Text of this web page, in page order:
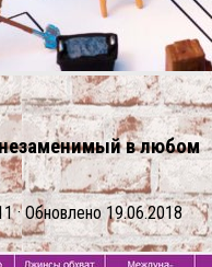
в любом
· Обновлено 19.06.2018